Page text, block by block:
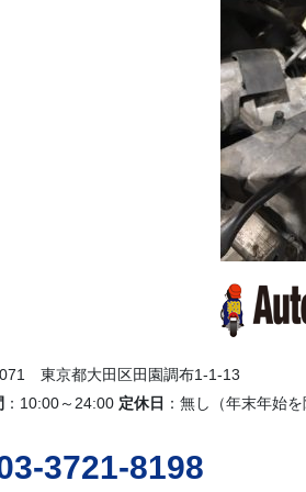
東京都大田区田園調布1-1-13
：10:00～24:00 定休日 ：無し（年末年始
3721-8198